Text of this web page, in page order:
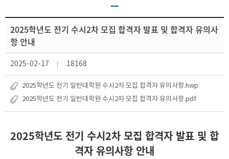
2025학년도 전기 수시2차 모집 합격자 발표 및 합격자 유의사
항 안내
2025-02-17 18168
2025학년도 전기 일반대학원 수시2차 모집 합격자 유의사항.hwp
2025학년도 전기 일반대학원 수시2차 모집 합격자 유의사항.pdf
2025학년도 전기 수시2차 모집 합격자 발표 및 합
격자 유의사항 안내